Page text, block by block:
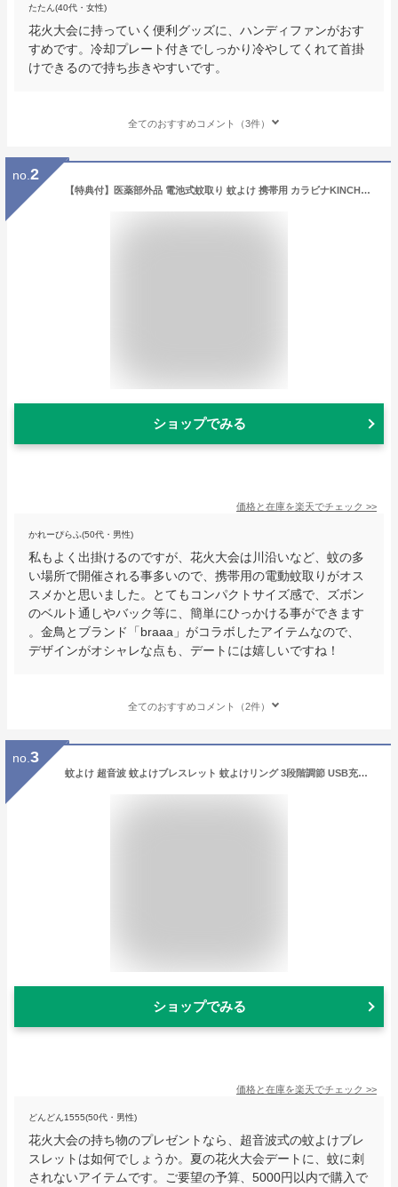
たたん(40代・女性)
花火大会に持っていく便利グッズに、ハンディファンがおす
すめです。冷却プレート付きでしっかり冷やしてくれて首掛
けできるので持ち歩きやすいです。
全てのおすすめコメント（3件）
no. 2
【特典付】医薬部外品 電池式蚊取り 蚊よけ 携帯用 カラビナKINCHO × braaa canox 蚊に効くカノクス 蚊取り器 蚊とり 蚊取り 虫よけ 蚊避け 蚊除け グッズ 屋外 アウトドア キャンプ ガーデニング 夏フェス ペット お散歩 赤ちゃん ベビーカー 送料無料 F◇
ショップでみる
価格と在庫を楽天でチェック >>
かれーぴらふ(50代・男性)
私もよく出掛けるのですが、花火大会は川沿いなど、蚊の多
い場所で開催される事多いので、携帯用の電動蚊取りがオス
スメかと思いました。とてもコンパクトサイズ感で、ズボン
のベルト通しやバック等に、簡単にひっかける事ができます
。金鳥とブランド「braaa」がコラボしたアイテムなので、
デザインがオシャレな点も、デートには嬉しいですね！
全てのおすすめコメント（2件）
no. 3
蚊よけ 超音波 蚊よけブレスレット 蚊よけリング 3段階調節 USB充電 蚊除けリング アウトドア キャンプ ピクニック ハイキング キャンピング 蚊取り器 蚊駆除 防水 屋外 子供 大人兼用 M30 虫よけ 蚊忌避ブレスレット
ショップでみる
価格と在庫を楽天でチェック >>
どんどん1555(50代・男性)
花火大会の持ち物のプレゼントなら、超音波式の蚊よけブレ
スレットは如何でしょうか。夏の花火大会デートに、蚊に刺
されないアイテムです。ご要望の予算、5000円以内で購入で